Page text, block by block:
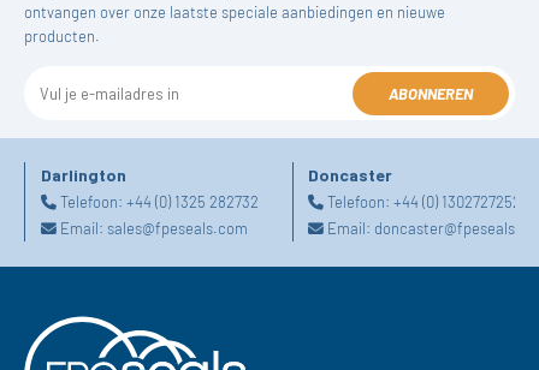
ontvangen over onze laatste speciale aanbiedingen en nieuwe
producten.
ABONNEREN
Darlington
Telefoon: +44 (0) 1325 282732
Email: sales@fpeseals.com
Doncaster
Telefoon:+44 (0) 1302727252
Email: